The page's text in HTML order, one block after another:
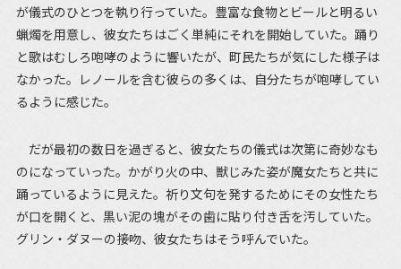
が儀式のひとつを執り行っていた。豊富な食物とビールと明るい
蝋燭を用意し、彼女たちはごく単純にそれを開始していた。踊り
と歌はむしろ咆哮のように響いたが、町民たちが気にした様子は
なかった。レノールを含む彼らの多くは、自分たちが咆哮してい
るように感じた。
だが最初の数日を過ぎると、彼女たちの儀式は次第に奇妙なも
のになっていった。かがり火の中、獣じみた姿が魔女たちと共に
踊っているように見えた。祈り文句を発するためにその女性たち
が口を開くと、黒い泥の塊がその歯に貼り付き舌を汚していた。
グリン・ダヌーの接吻、彼女たちはそう呼んでいた。